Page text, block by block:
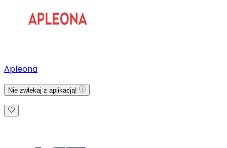
Apleona
Nie zwlekaj z aplikacją!